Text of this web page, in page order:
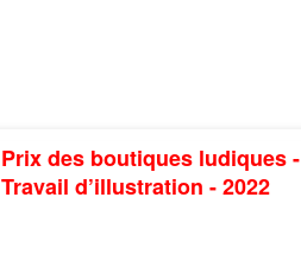
Prix des boutiques ludiques -
Travail d’illustration - 2022